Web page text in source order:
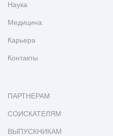
Наука
Медицина
Карьера
Контакты
ПАРТНЕРАМ
СОИСКАТЕЛЯМ
ВЫПУСКНИКАМ